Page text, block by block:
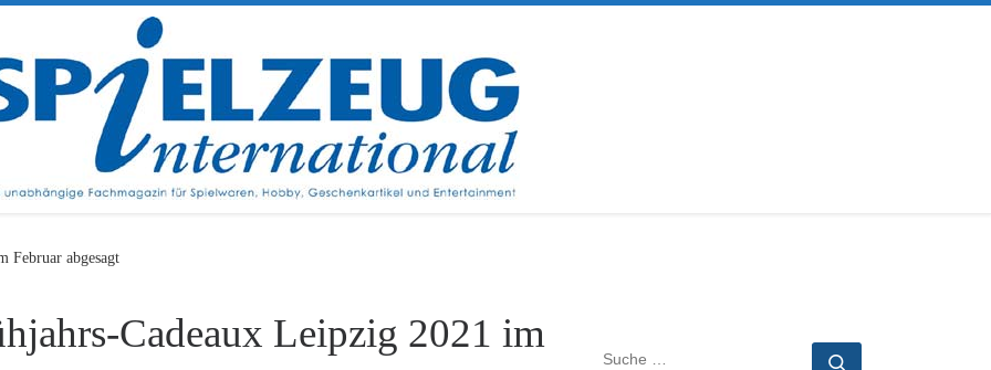
Februar abgesagt
Cadeaux Leipzig 2021 im
SUCHE